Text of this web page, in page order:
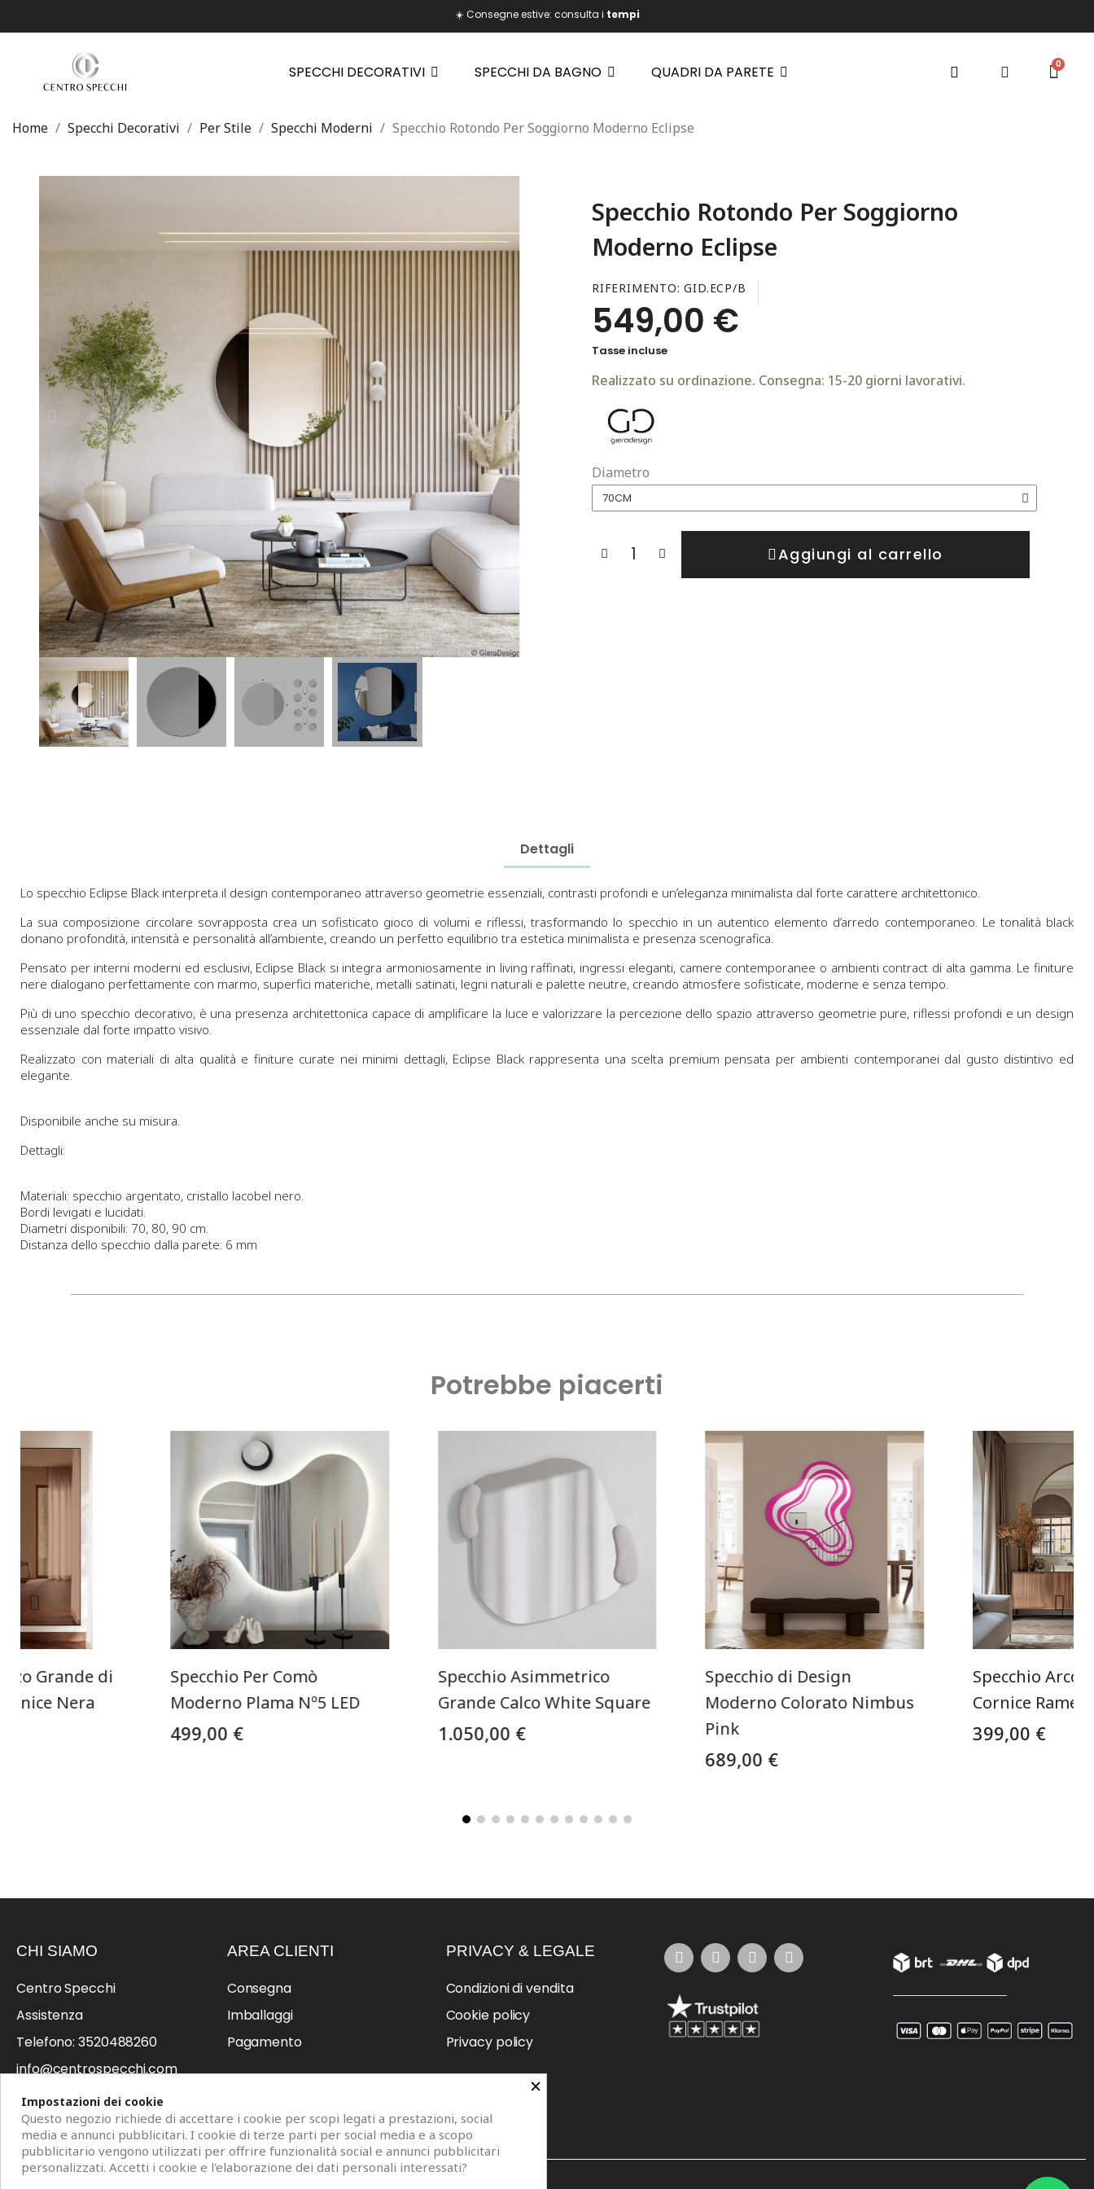
☀️ Consegne estive: consulta i tempi
SPECCHI DECORATIVI SPECCHI DA BAGNO QUADRI DA PARETE
Home Specchi Decorativi Per Stile Specchi Moderni Specchio Rotondo Per Soggiorno Moderno Eclipse
Specchio Rotondo Per Soggiorno
Moderno Eclipse
RIFERIMENTO GID.ECP/B
549,00 €
Tasse incluse
Realizzato su ordinazione. Consegna: 15-20 giorni lavorativi.
Diametro
Aggiungi al carrello
Dettagli
Lo specchio Eclipse Black interpreta il design contemporaneo attraverso geometrie essenziali, contrasti profondi e un’eleganza minimalista dal forte carattere architettonico.
La sua composizione circolare sovrapposta crea un sofisticato gioco di volumi e riflessi, trasformando lo specchio in un autentico elemento d’arredo contemporaneo. Le tonalità black
donano profondità, intensità e personalità all’ambiente, creando un perfetto equilibrio tra estetica minimalista e presenza scenografica.
Pensato per interni moderni ed esclusivi, Eclipse Black si integra armoniosamente in living raffinati, ingressi eleganti, camere contemporanee o ambienti contract di alta gamma. Le finiture
nere dialogano perfettamente con marmo, superfici materiche, metalli satinati, legni naturali e palette neutre, creando atmosfere sofisticate, moderne e senza tempo.
Più di uno specchio decorativo, è una presenza architettonica capace di amplificare la luce e valorizzare la percezione dello spazio attraverso geometrie pure, riflessi profondi e un design
essenziale dal forte impatto visivo.
Realizzato con materiali di alta qualità e finiture curate nei minimi dettagli, Eclipse Black rappresenta una scelta premium pensata per ambienti contemporanei dal gusto distintivo ed
elegante.
Disponibile anche su misura.
Dettagli:
Materiali: specchio argentato, cristallo lacobel nero.
Bordi levigati e lucidati.
Diametri disponibili: 70, 80, 90 cm.
Distanza dello specchio dalla parete: 6 mm
Potrebbe piacerti
Grande di
Nera
Specchio Per Comò
Moderno Plama Nº5 LED
499,00 €
Specchio Asimmetrico
Grande Calco White Square
1.050,00 €
Specchio di Design
Moderno Colorato Nimbus
Pink
689,00 €
Specchio Arco
Cornice Rame
399,00 €
CHI SIAMO
Centro Specchi
Assistenza
Telefono: 3520488260
info@centrospecchi.com
Professionisti
AREA CLIENTI
Consegna
Imballaggi
Pagamento
PRIVACY & LEGALE
Condizioni di vendita
Cookie policy
Privacy policy
×
Impostazioni dei cookie
Questo negozio richiede di accettare i cookie per scopi legati a prestazioni, social
media e annunci pubblicitari. I cookie di terze parti per social media e a scopo
pubblicitario vengono utilizzati per offrire funzionalità social e annunci pubblicitari
personalizzati. Accetti i cookie e l'elaborazione dei dati personali interessati?